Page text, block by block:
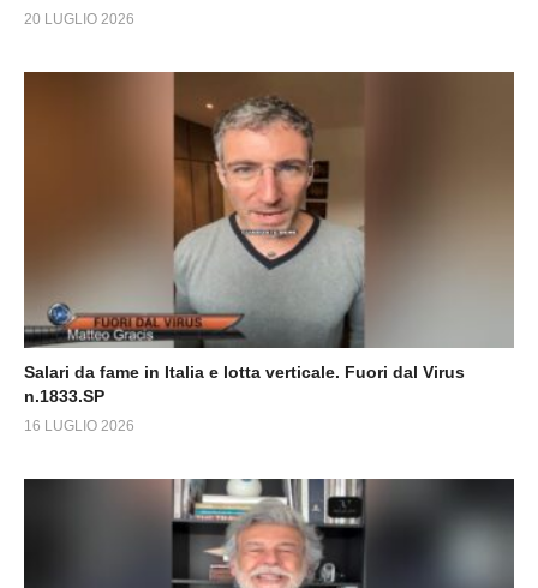
20 LUGLIO 2026
Salari da fame in Italia e lotta verticale. Fuori dal Virus
n.1833.SP
16 LUGLIO 2026